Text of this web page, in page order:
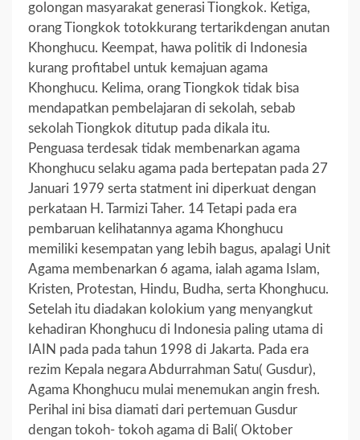
golongan masyarakat generasi Tiongkok. Ketiga,
orang Tiongkok totokkurang tertarikdengan anutan
Khonghucu. Keempat, hawa politik di Indonesia
kurang profitabel untuk kemajuan agama
Khonghucu. Kelima, orang Tiongkok tidak bisa
mendapatkan pembelajaran di sekolah, sebab
sekolah Tiongkok ditutup pada dikala itu.
Penguasa terdesak tidak membenarkan agama
Khonghucu selaku agama pada bertepatan pada 27
Januari 1979 serta statment ini diperkuat dengan
perkataan H. Tarmizi Taher. 14 Tetapi pada era
pembaruan kelihatannya agama Khonghucu
memiliki kesempatan yang lebih bagus, apalagi Unit
Agama membenarkan 6 agama, ialah agama Islam,
Kristen, Protestan, Hindu, Budha, serta Khonghucu.
Setelah itu diadakan kolokium yang menyangkut
kehadiran Khonghucu di Indonesia paling utama di
IAIN pada pada tahun 1998 di Jakarta. Pada era
rezim Kepala negara Abdurrahman Satu( Gusdur),
Agama Khonghucu mulai menemukan angin fresh.
Perihal ini bisa diamati dari pertemuan Gusdur
dengan tokoh- tokoh agama di Bali( Oktober